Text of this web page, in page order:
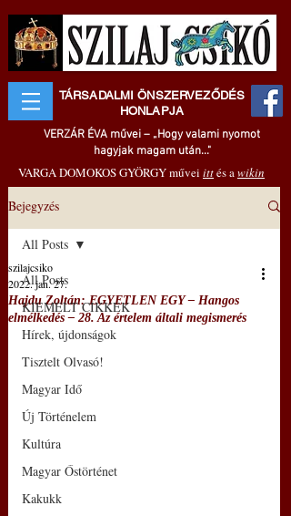
TÁRSADALMI ÖNSZERVEZŐDÉS
HONLAPJA
VERZÁR ÉVA művei – „Hogy valami nyomot
hagyjak magam után..."
VARGA DOMOKOS GYÖRGY művei ittés awikin
Bejegyzés
All Posts
KIEMELT CIKKEK
Hírek, újdonságok
Tisztelt Olvasó!
Magyar Idő
Új Történelem
Kultúra
Magyar Őstörténet
Kakukk
All Posts
Hajdu Zoltán: EGYETLEN EGY – Hangos
elmélkedés – 28. Az értelem általi megismerés
szilajcsiko
2022. jan. 27.